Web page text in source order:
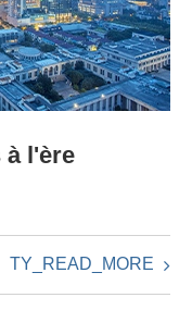
à l'ère
TY_READ_MORE